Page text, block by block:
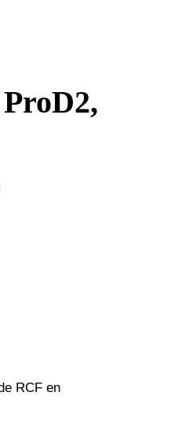
RCF en